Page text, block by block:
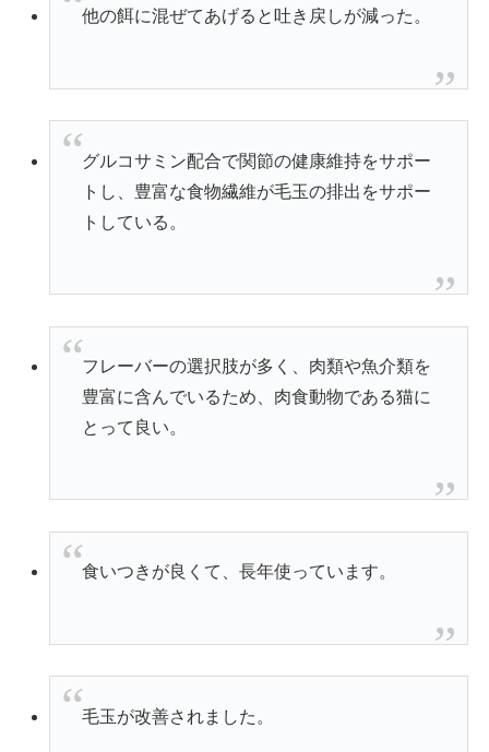
他の餌に混ぜてあげると吐き戻しが減った。
グルコサミン配合で関節の健康維持をサポー
トし、豊富な食物繊維が毛玉の排出をサポー
トしている。
フレーバーの選択肢が多く、肉類や魚介類を
豊富に含んでいるため、肉食動物である猫に
とって良い。
食いつきが良くて、長年使っています。
毛玉が改善されました。